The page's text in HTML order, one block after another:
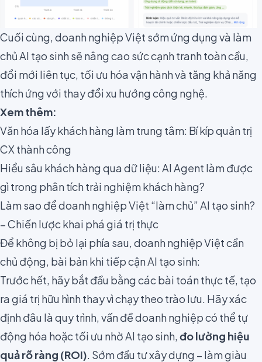
Cuối cùng, doanh nghiệp Việt sớm ứng dụng và làm
chủ AI tạo sinh sẽ nâng cao sức cạnh tranh toàn cầu,
đổi mới liên tục, tối ưu hóa vận hành và tăng khả năng
thích ứng với thay đổi xu hướng công nghệ.
Xem thêm:
Văn hóa lấy khách hàng làm trung tâm: Bí kíp quản trị
CX thành công
Hiểu sâu khách hàng qua dữ liệu: AI Agent làm được
gì trong phân tích trải nghiệm khách hàng?
Làm sao để doanh nghiệp Việt “làm chủ” AI tạo sinh?
– Chiến lược khai phá giá trị thực
Để không bị bỏ lại phía sau, doanh nghiệp Việt cần
chủ động, bài bản khi tiếp cận AI tạo sinh:
Trước hết, hãy bắt đầu bằng các bài toán thực tế, tạo
ra giá trị hữu hình thay vì chạy theo trào lưu. Hãy xác
định đâu là quy trình, vấn đề doanh nghiệp có thể tự
động hóa hoặc tối ưu nhờ AI tạo sinh,đo lường hiệu
quả rõ ràng (ROI). Sớm đầu tư xây dựng – làm giàu